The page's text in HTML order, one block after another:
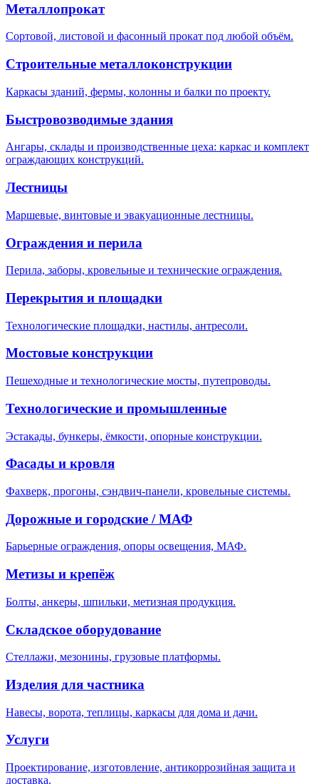
Металлопрокат
Сортовой, листовой и фасонный прокат под любой объём.
Строительные металлоконструкции
Каркасы зданий, фермы, колонны и балки по проекту.
Быстровозводимые здания
Ангары, склады и производственные цеха: каркас и комплект
ограждающих конструкций.
Лестницы
Маршевые, винтовые и эвакуационные лестницы.
Ограждения и перила
Перила, заборы, кровельные и технические ограждения.
Перекрытия и площадки
Технологические площадки, настилы, антресоли.
Мостовые конструкции
Пешеходные и технологические мосты, путепроводы.
Технологические и промышленные
Эстакады, бункеры, ёмкости, опорные конструкции.
Фасады и кровля
Фахверк, прогоны, сэндвич-панели, кровельные системы.
Дорожные и городские / МАФ
Барьерные ограждения, опоры освещения, МАФ.
Метизы и крепёж
Болты, анкеры, шпильки, метизная продукция.
Складское оборудование
Стеллажи, мезонины, грузовые платформы.
Изделия для частника
Навесы, ворота, теплицы, каркасы для дома и дачи.
Услуги
Проектирование, изготовление, антикоррозийная защита и
доставка.